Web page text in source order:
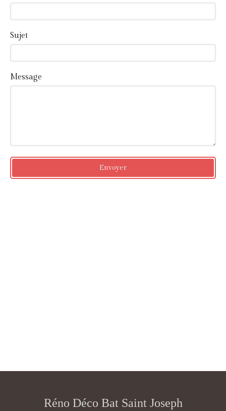
Sujet
Message
Envoyer
Réno Déco Bat Saint Joseph